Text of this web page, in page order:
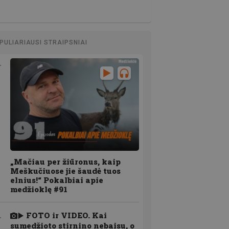
STRAIPSNIAI
„Mačiau per žiūronus, kaip
Meškučiuose jie šaudė tuos
elnius!“ Pokalbiai apie
medžioklę #91
FOTO ir VIDEO. Kai
sumedžioto stirnino nebaisu, o